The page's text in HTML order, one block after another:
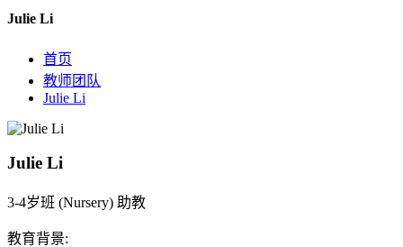
Julie Li
首页
教师团队
Julie Li
Julie Li
3-4岁班 (Nursery) 助教
教育背景: